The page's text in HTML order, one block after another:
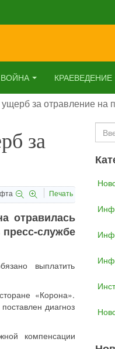
ВОЙНА КРАЕВЕДЕНИЕ
за отравление на
за
Печать
отравилась
службе
выплатить
«Корона».
диагноз
компенсации